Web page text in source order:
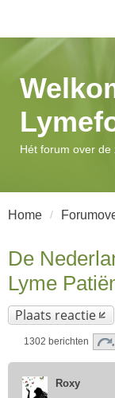
Hét forum over de
Home
De
Lyme
Plaats reactie
1302 berichten
Roxy